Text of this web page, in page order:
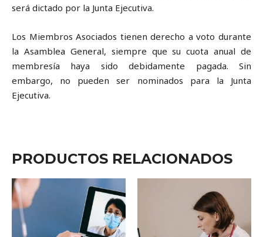
será dictado por la Junta Ejecutiva.
Los Miembros Asociados tienen derecho a voto durante
la Asamblea General, siempre que su cuota anual de
membresía haya sido debidamente pagada. Sin
embargo, no pueden ser nominados para la Junta
Ejecutiva.
PRODUCTOS RELACIONADOS